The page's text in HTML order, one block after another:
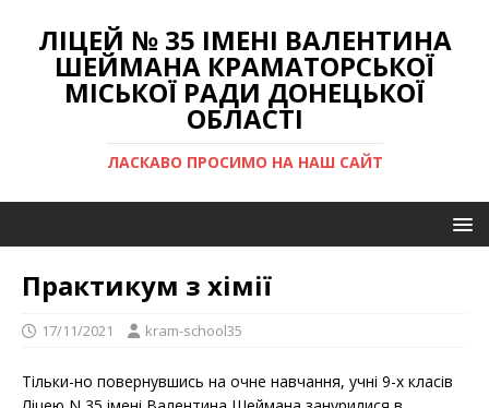
ЛІЦЕЙ № 35 ІМЕНІ ВАЛЕНТИНА
ШЕЙМАНА КРАМАТОРСЬКОЇ
МІСЬКОЇ РАДИ ДОНЕЦЬКОЇ
ОБЛАСТІ
ЛАСКАВО ПРОСИМО НА НАШ САЙТ
Практикум з хімії
17/11/2021 kram-school35
Тільки-но повернувшись на очне навчання, учні 9-х класів